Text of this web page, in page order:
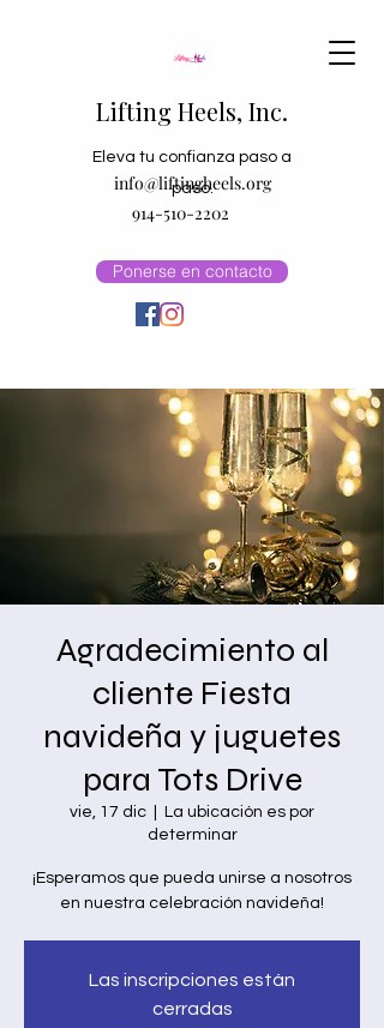
Lifting Heels, Inc.
Eleva tu confianza paso a
paso.
Ponerse en contacto
info@liftingheels.org
914-510-2202
Agradecimiento al
cliente Fiesta
navideña y juguetes
para Tots Drive
vie, 17 dic
La ubicación es por
determinar
¡Esperamos que pueda unirse a nosotros
en nuestra celebración navideña!
Las inscripciones están
cerradas